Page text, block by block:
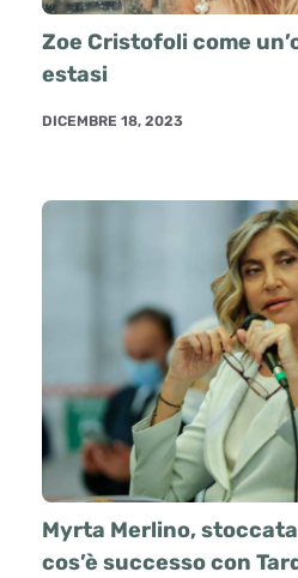
Zoe Cristofoli come
estasi
DICEMBRE 18, 2023
Myrta Merlino,
cos’è successo con